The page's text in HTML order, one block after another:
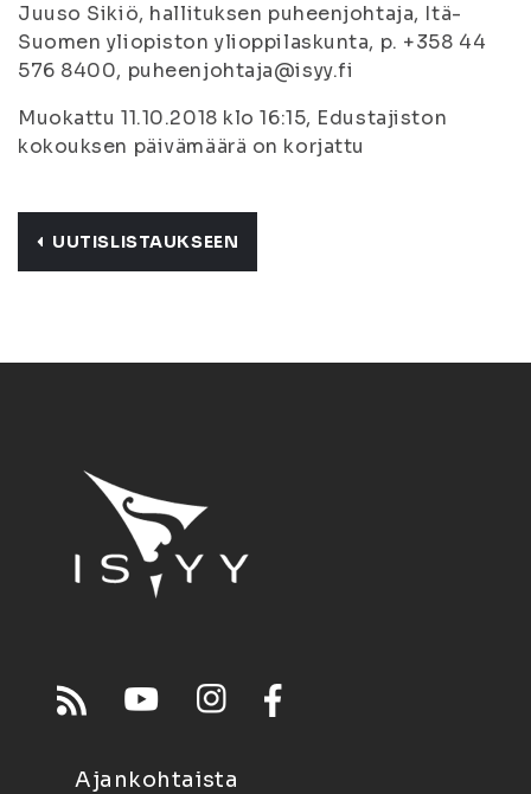
Juuso Sikiö, hallituksen puheenjohtaja, Itä-
Suomen yliopiston ylioppilaskunta, p. +358 44
576 8400, puheenjohtaja@isyy.fi
Muokattu 11.10.2018 klo 16:15, Edustajiston
kokouksen päivämäärä on korjattu
UUTISLISTAUKSEEN
Ajankohtaista